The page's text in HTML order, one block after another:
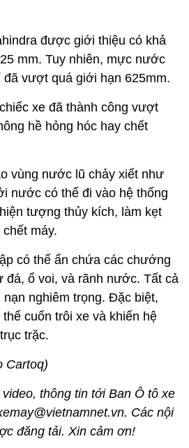
được giới thiệu có khả
mm. Tuy nhiên, mực nước
đã vượt quá giới hạn 625mm.
xe đã thành công vượt
hề hỏng hóc hay chết
vùng nước lũ chảy xiết như
nước có thể đi vào hệ thống
tượng thủy kích, làm kẹt
máy.
có thể ẩn chứa các chướng
đá, ổ voi, và rãnh nước. Tất cả
nghiêm trọng. Đặc biệt,
cuốn trôi xe và khiến hệ
trặc.
Cartoq)
thông tin tới Ban Ô tô xe
Các nội
đăng tải. Xin cảm ơn!